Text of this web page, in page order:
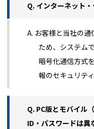
Q. インターネット
A. お客様と当社の
ため、システム
暗号化通信方式
報のセキュリテ
Q. PC版とモバイル
ID・パスワードは異